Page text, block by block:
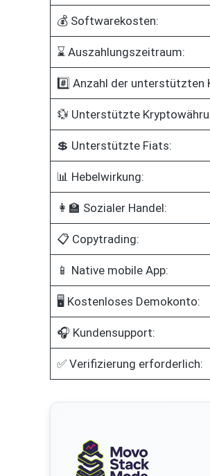
💰 Softwarekosten:
⌛ Auszahlungszeitraum:
#️⃣ Anzahl der unterstützten
💱 Unterstützte
💲 Unterstützte Fiats:
📊 Hebelwirkung:
👩‍🏫 Sozialer Handel:
📋 Copytrading:
📱 Native mobile App:
🖥️ Kostenloses Demokonto:
🎧 Kundensupport:
✅ Verifizierung erforderlich: